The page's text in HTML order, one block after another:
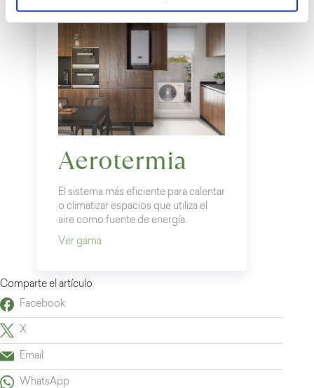
Comparte el artículo
Facebook
X
Email
WhatsApp
Aerotermia
El sistema más eficiente para calentar
o climatizar espacios que utiliza el
aire como fuente de energía.
Ver gama